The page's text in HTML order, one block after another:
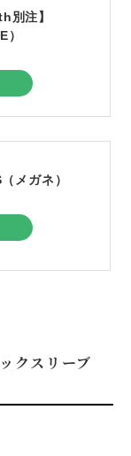
別注】
メガネ）
ックスリーブ